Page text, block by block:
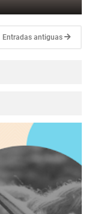
Entradas antiguas